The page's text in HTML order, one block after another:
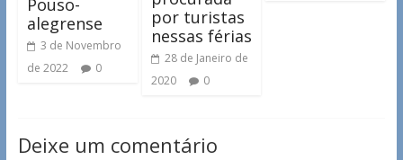
Pouso-
alegrense
3 de Novembro
de 2022
0
por turistas
nessas férias
28 de Janeiro de
2020
0
Deixe um comentário